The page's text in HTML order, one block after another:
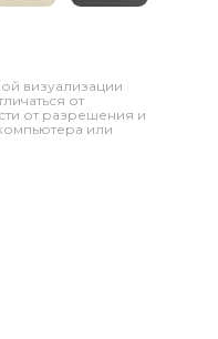
визуализации
от
от разрешения и
или